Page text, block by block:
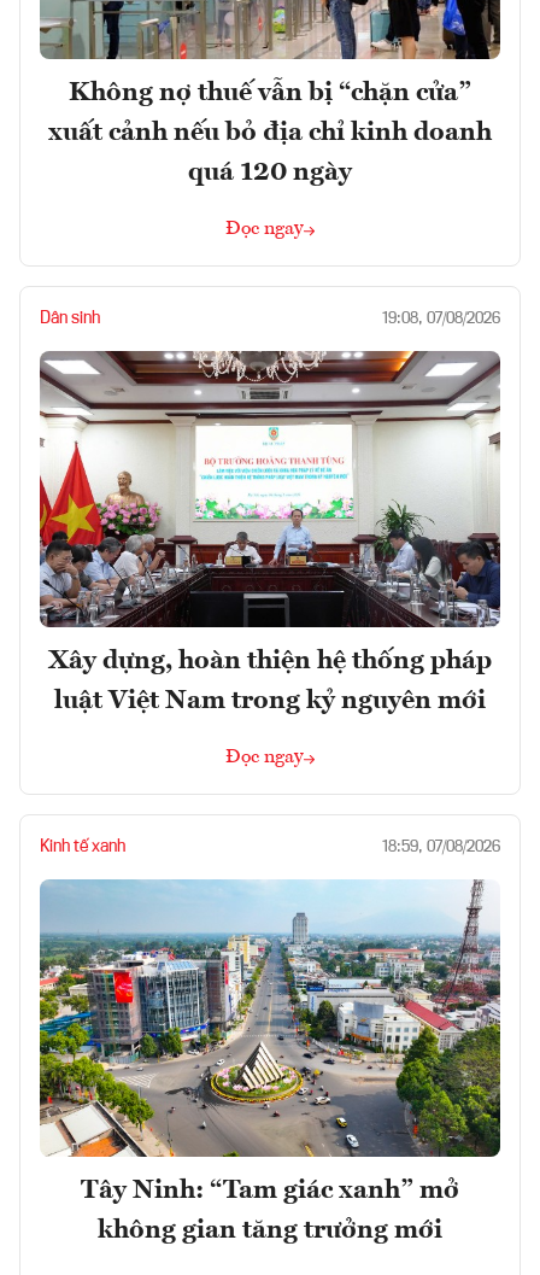
Không nợ thuế vẫn bị “chặn cửa”
xuất cảnh nếu bỏ địa chỉ kinh doanh
quá 120 ngày
Đọc ngay
Dân sinh 19:08, 07/08/2026
Xây dựng, hoàn thiện hệ thống pháp
luật Việt Nam trong kỷ nguyên mới
Đọc ngay
Kinh tế xanh 18:59, 07/08/2026
Tây Ninh: “Tam giác xanh” mở
không gian tăng trưởng mới